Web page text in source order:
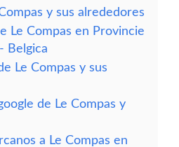
y sus alrededores
Le Compas en Provincie
Belgica
Le Compas y sus
de Le Compas y
a Le Compas en